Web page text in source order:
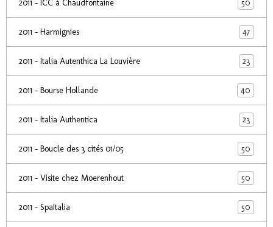
2011 - ICC à Chaudfontaine 50
2011 - Harmignies 47
2011 - Italia Autenthica La Louvière 23
2011 - Bourse Hollande 40
2011 - Italia Authentica 23
2011 - Boucle des 3 cités 01/05 50
2011 - Visite chez Moerenhout 50
2011 - SpaItalia 50